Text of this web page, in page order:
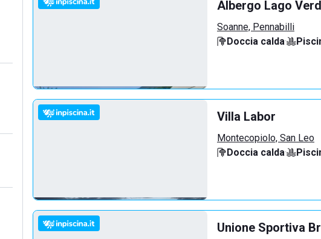
Albergo Lago
Soanne, Pennabilli
Doccia calda·
Villa Labor
Montecopiolo, San Leo
Doccia calda·
Unione Sportiva